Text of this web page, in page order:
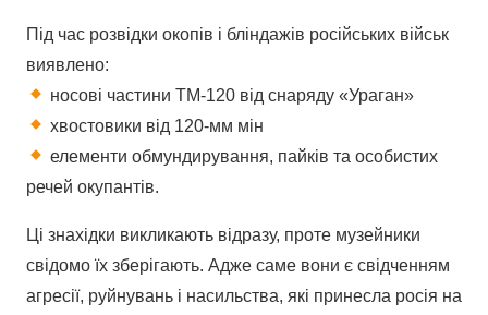
az mostbet az
Під час розвідки окопів і бліндажів російських військ
виявлено:
носові частини ТМ-120 від снаряду «Ураган»
хвостовики від 120-мм мін
елементи обмундирування, пайків та особистих
речей окупантів.
Ці знахідки викликають відразу, проте музейники
свідомо їх зберігають. Адже саме вони є свідченням
агресії, руйнувань і насильства, які принесла росія на